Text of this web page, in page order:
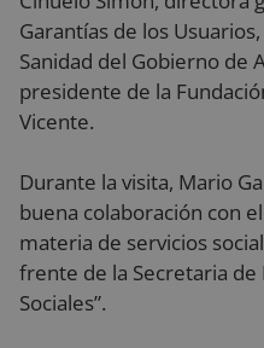
Garantías de los
Sanidad del Gobierno de
presidente de la
Vicente.
Durante la visita, Mario
buena colaboración con
materia de servicios
frente de la Secretaria de
Sociales”.